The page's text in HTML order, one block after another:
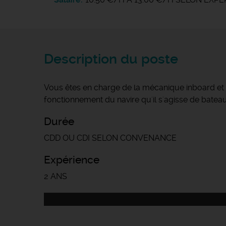
Description du poste
Vous êtes en charge de la mécanique inboard
fonctionnement du navire qu'il s'agisse de
Durée
CDD OU CDI SELON CONVENANCE
Expérience
2 ANS